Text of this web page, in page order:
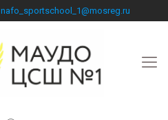
nafo_sportschool_1@mosreg.ru